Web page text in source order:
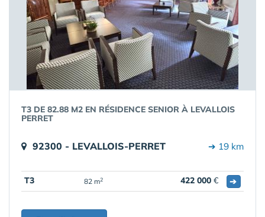
T3 DE 82.88 M2 EN RÉSIDENCE SENIOR À LEVALLOIS
PERRET
92300 - LEVALLOIS-PERRET ➔ 19 km
T3 82 m2 422 000 € ➔